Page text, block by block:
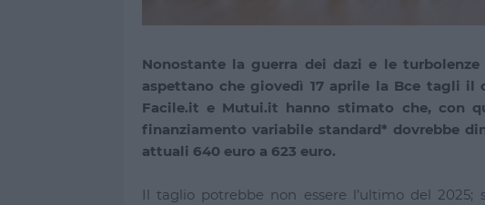
Nonostante la guerra dei dazi e le
aspettano che giovedì 17 aprile la Bce tagli
Facile.it e Mutui.it hanno stimato che, con
finanziamento variabile standard* dovrebbe
attuali 640 euro a 623 euro.
Il taglio potrebbe non essere l’ultimo del